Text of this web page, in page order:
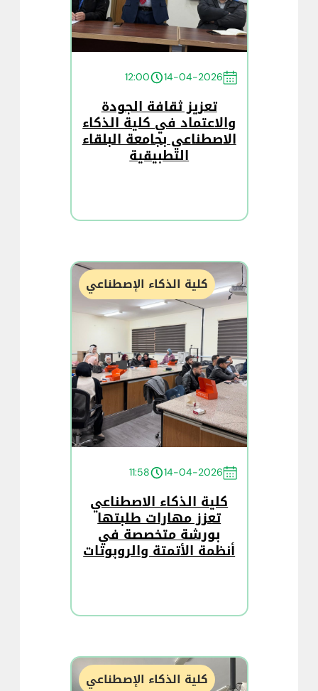
14-04-2026
12:00
تعزيز ثقافة الجودة
والاعتماد في كلية الذكاء
الاصطناعي بجامعة البلقاء
التطبيقية
كلية الذكاء الإصطناعي
14-04-2026
11:58
كلية الذكاء الاصطناعي
تعزز مهارات طلبتها
بورشة متخصصة في
أنظمة الأتمتة والروبوتات
كلية الذكاء الإصطناعي